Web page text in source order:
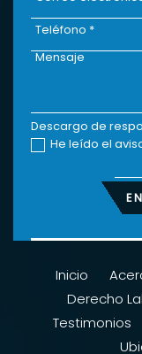
Descargo de
He leído el
Inicio
Derecho
Testimonios